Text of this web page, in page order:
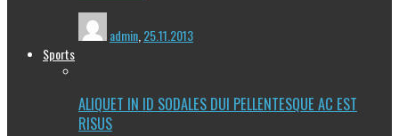
admin 25.11.2013
Sports
ALIQUET IN ID SODALES DUI PELLENTESQUE AC EST
RISUS